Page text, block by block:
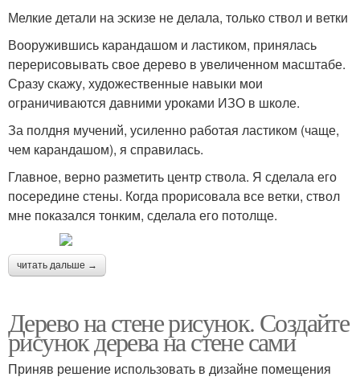
Мелкие детали на эскизе не делала, только ствол и ветки
Вооружившись карандашом и ластиком, принялась
перерисовывать свое дерево в увеличенном масштабе.
Сразу скажу, художественные навыки мои
ограничиваются давними уроками ИЗО в школе.
За полдня мучений, усиленно работая ластиком (чаще,
чем карандашом), я справилась.
Главное, верно разметить центр ствола. Я сделала его
посередине стены. Когда прорисовала все ветки, ствол
мне показался тонким, сделала его потолще.
читать дальше →
Дерево на стене рисунок. Создайте
рисунок дерева на стене сами
Приняв решение использовать в дизайне помещения